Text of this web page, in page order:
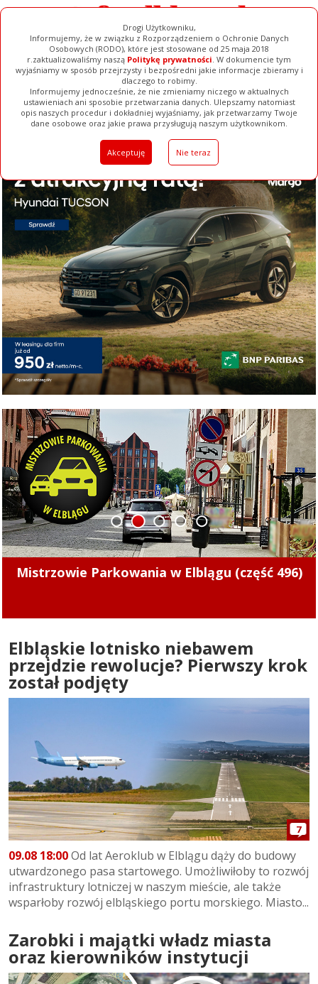
Drogi Użytkowniku,
Informujemy, że w związku z Rozporządzeniem o Ochronie Danych
Osobowych (RODO), które jest stosowane od 25 maja 2018
r.zaktualizowaliśmy naszą Politykę prywatności. W dokumencie tym
wyjaśniamy w sposób przejrzysty i bezpośredni jakie informacje zbieramy i
dlaczego to robimy.
Informujemy jednocześnie, że nie zmieniamy niczego w aktualnych
ustawieniach ani sposobie przetwarzania danych. Ulepszamy natomiast
opis naszych procedur i dokładniej wyjaśniamy, jak przetwarzamy Twoje
dane osobowe oraz jakie prawa przysługują naszym użytkownikom.
Akceptuję Nie teraz
Ogłoszenia Filmy Galerie Baza Firm Pełna Wersja
Pierwsze punkty w nowym sezonie. Concordia
1 2 3 4 5
Elbląskie lotnisko niebawem
przejdzie rewolucje? Pierwszy krok
został podjęty
7
09.08 18:00Od lat Aeroklub w Elblągu dąży do budowy
utwardzonego pasa startowego. Umożliwiłoby to rozwój
infrastruktury lotniczej w naszym mieście, ale także
wsparłoby rozwój elbląskiego portu morskiego. Miasto...
Zarobki i majątki władz miasta
oraz kierowników instytucji